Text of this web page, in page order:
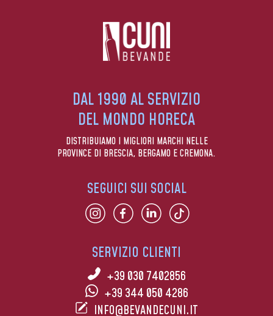
DAL 1990 AL SERVIZIO
DEL MONDO HORECA
DISTRIBUIAMO I MIGLIORI MARCHI NELLE
PROVINCE DI BRESCIA, BERGAMO E CREMONA.
SERVIZIO CLIENTI
+39 030 7402856
+39 344 050 4286
INFO@BEVANDECUNI.IT
SEGUICI SUI SOCIAL